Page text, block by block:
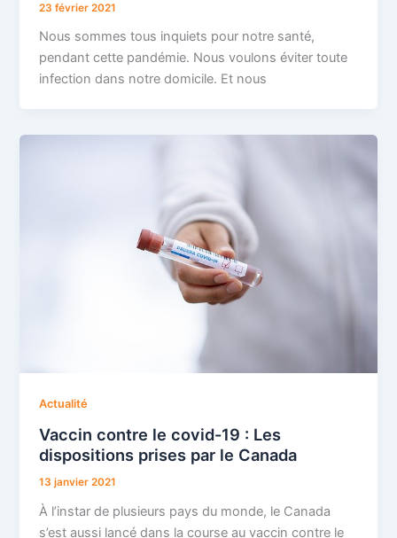
23 février 2021
Nous sommes tous inquiets pour notre santé,
pendant cette pandémie. Nous voulons éviter toute
infection dans notre domicile. Et nous
Actualité
Vaccin contre le covid-19 : Les
dispositions prises par le Canada
13 janvier 2021
À l’instar de plusieurs pays du monde, le Canada
s’est aussi lancé dans la course au vaccin contre le